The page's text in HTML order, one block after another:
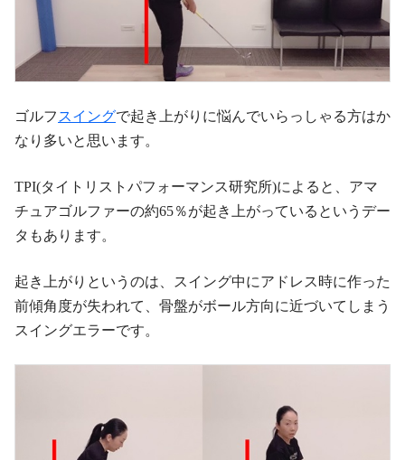
ゴルフ スイングで起き上がりに悩んでいらっしゃる方はか
なり多いと思います。
TPI(タイトリストパフォーマンス研究所)によると、アマ
チュアゴルファーの約65％が起き上がっているというデー
タもあります。
起き上がりというのは、スイング中にアドレス時に作った
前傾角度が失われて、骨盤がボール方向に近づいてしまう
スイングエラーです。